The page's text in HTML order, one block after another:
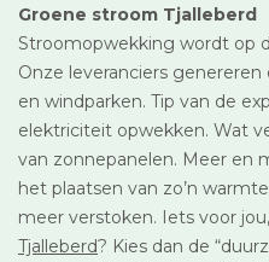
Groene stroom Tjalleberd
Stroomopwekking wordt op
Onze leveranciers
en windparken. Tip van de
elektriciteit opwekken. Wat
van zonnepanelen. Meer en
het plaatsen van zo’n
meer verstoken. Iets voor jou,
Tjalleberd? Kies dan de